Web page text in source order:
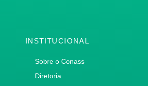
INSTITUCIONAL
Sobre o Conass
Diretoria